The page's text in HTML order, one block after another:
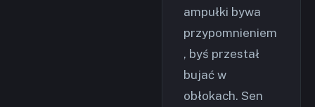
ampułki bywa
przypomnieniem
, byś przestał
bujać w
obłokach. Sen